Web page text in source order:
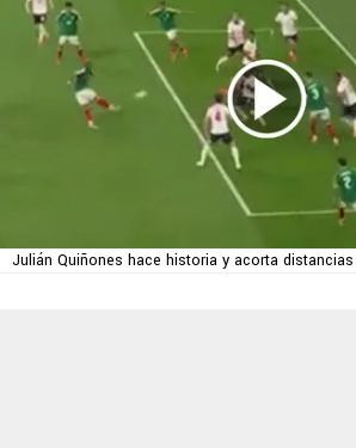
Julián Quiñones hace historia y acorta